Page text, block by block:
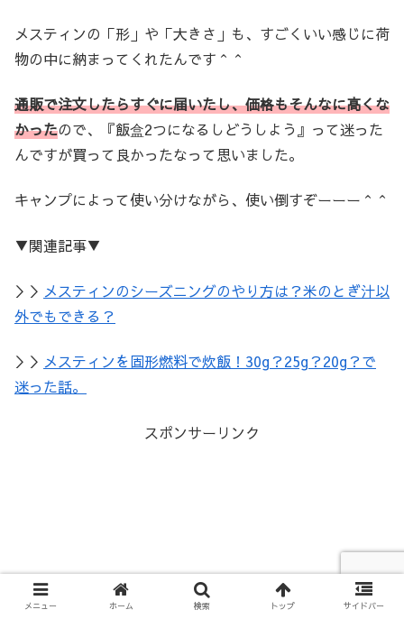
メスティンの「形」や「大きさ」も、すごくいい感じに荷
物の中に納まってくれたんです＾＾
通販で注文したらすぐに届いたし、価格もそんなに高くな
かったので、『飯盒2つになるしどうしよう』って迷った
んですが買って良かったなって思いました。
キャンプによって使い分けながら、使い倒すぞーーー＾＾
▼関連記事▼
＞＞ メスティンのシーズニングのやり方は？米のとぎ汁以
外でもできる？
＞＞ メスティンを固形燃料で炊飯！30g？25g？20g？で
迷った話。
スポンサーリンク
メニュー ホーム 検索 トップ サイドバー